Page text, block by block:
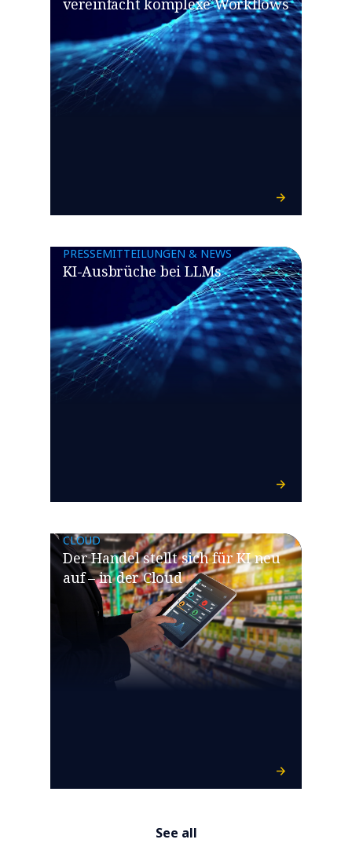
vereinfacht komplexe Workflows
PRESSEMITTEILUNGEN & NEWS
KI-Ausbrüche bei LLMs
CLOUD
​​Der Handel stellt sich für KI neu
auf – in der Cloud​
See all